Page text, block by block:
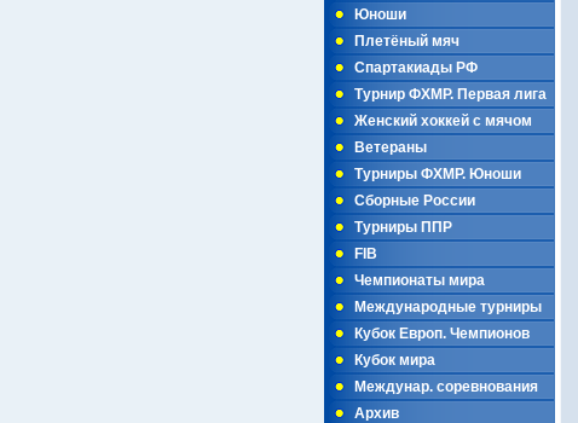
Юноши
Плетёный мяч
Спартакиады РФ
Турнир ФХМР. Первая лига
Женский хоккей с мячом
Ветераны
Турниры ФХМР. Юноши
Сборные России
Турниры ППР
FIB
Чемпионаты мира
Международные турниры
Кубок Европ. Чемпионов
Кубок мира
Междунар. соревнования
Архив